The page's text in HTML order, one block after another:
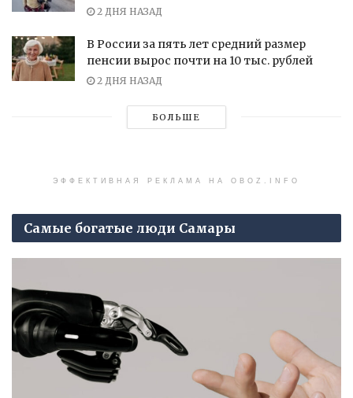
2 ДНЯ НАЗАД
В России за пять лет средний размер
пенсии вырос почти на 10 тыс. рублей
2 ДНЯ НАЗАД
БОЛЬШЕ
ЭФФЕКТИВНАЯ РЕКЛАМА НА OBOZ.INFO
Самые богатые люди Самары